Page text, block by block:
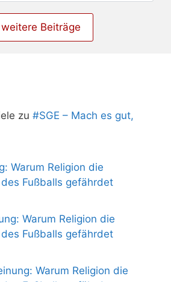
Beiträge
zu #SGE – Mach es gut,
Warum Religion die
Fußballs gefährdet
Warum Religion die
Fußballs gefährdet
Warum Religion die